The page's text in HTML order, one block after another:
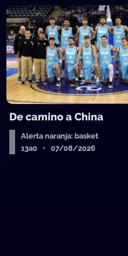
De camino a China
Alerta naranja: basket
13a0 • 07/08/2026